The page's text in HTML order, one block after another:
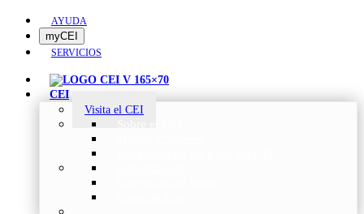
AYUDA
myCEI
SERVICIOS
CEI
Visita el CEI